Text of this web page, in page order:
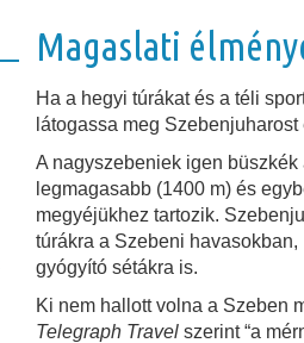
Magaslati
Ha a hegyi túrákat és a téli
látogassa meg Szebenjuharost
A nagyszebeniek igen
legmagasabb (1400 m) és
megyéjükhez tartozik.
túrákra a Szebeni
gyógyító sétákra is.
Ki nem hallott volna a Szeben
Telegraph Travel szerint “a